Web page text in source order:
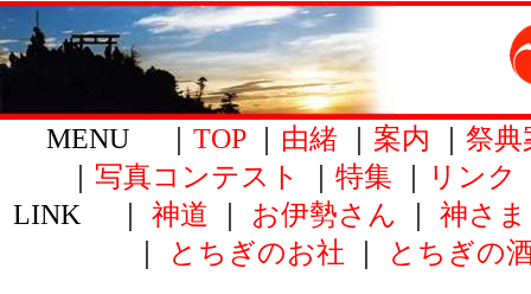
MENU ｜ TOP｜ 由緒 案内
祭典
写真コンテスト 特集 リンク
LINK ｜ 神道 お伊勢さん 神さま
とちぎのお社 とちぎの